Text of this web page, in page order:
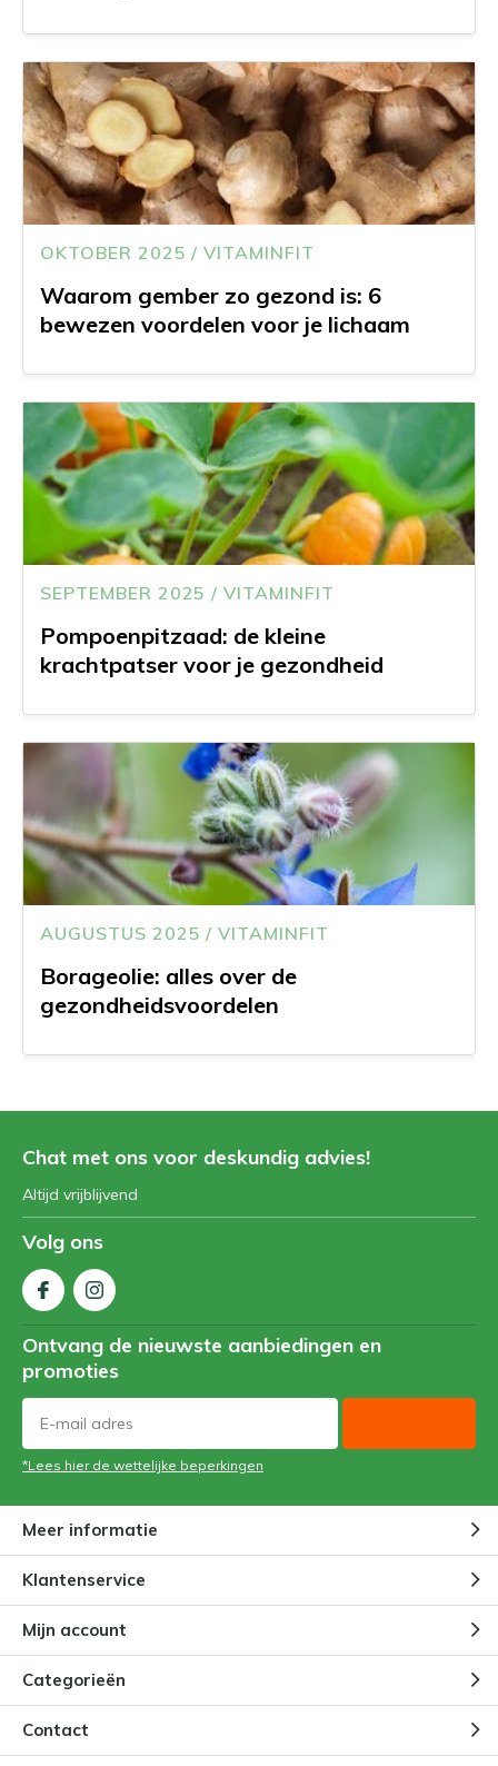
OKTOBER 2025 / VITAMINFIT
Waarom gember zo gezond is: 6
bewezen voordelen voor je lichaam
SEPTEMBER 2025 / VITAMINFIT
Pompoenpitzaad: de kleine
krachtpatser voor je gezondheid
AUGUSTUS 2025 / VITAMINFIT
Borageolie: alles over de
gezondheidsvoordelen
Chat met ons voor deskundig advies!
Altijd vrijblijvend
Volg ons
Ontvang de nieuwste aanbiedingen en
promoties
*Lees hier de wettelijke beperkingen
Meer informatie
Klantenservice
Mijn account
Categorieën
Contact